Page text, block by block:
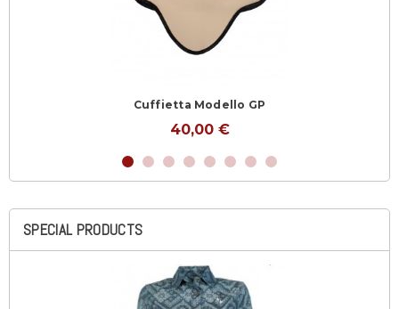
Cuffietta Modello GP
40,00 €
SPECIAL PRODUCTS